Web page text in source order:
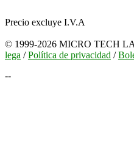
Precio excluye I.V.A
© 1999-2026 MICRO TECH
lega /Política de privacidad /
--